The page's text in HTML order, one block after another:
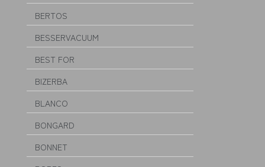
BERTOS
BESSERVACUUM
BEST FOR
BIZERBA
BLANCO
BONGARD
BONNET